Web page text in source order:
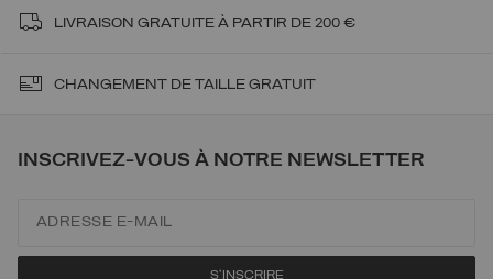
LIVRAISON GRATUITE À PARTIR DE 200 €
CHANGEMENT DE TAILLE GRATUIT
INSCRIVEZ-VOUS À NOTRE NEWSLETTER